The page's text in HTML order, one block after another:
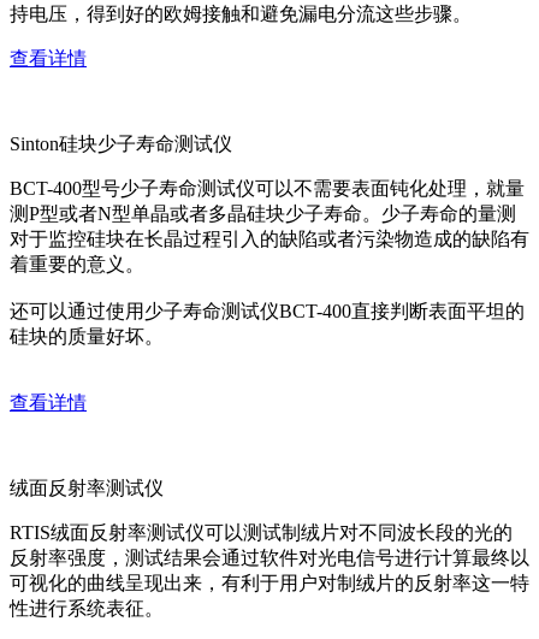
持电压，得到好的欧姆接触和避免漏电分流这些步骤。
查看详情
Sinton硅块少子寿命测试仪
BCT-400型号少子寿命测试仪可以不需要表面钝化处理，就量
测P型或者N型单晶或者多晶硅块少子寿命。少子寿命的量测
对于监控硅块在长晶过程引入的缺陷或者污染物造成的缺陷有
着重要的意义。
还可以通过使用少子寿命测试仪BCT-400直接判断表面平坦的
硅块的质量好坏。
查看详情
绒面反射率测试仪
RTIS绒面反射率测试仪可以测试制绒片对不同波长段的光的
反射率强度，测试结果会通过软件对光电信号进行计算最终以
可视化的曲线呈现出来，有利于用户对制绒片的反射率这一特
性进行系统表征。